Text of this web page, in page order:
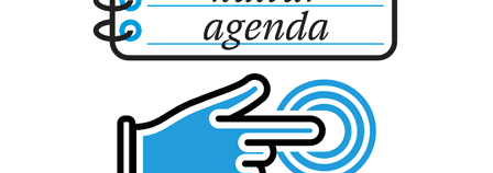
fitxategiak erabiltzen ditu. Zure esperientzia eta
zerbitzuak hobetzeko asmoz, cookie teknologiaz
baliatzen gara. Ohar hau onartuz gero, teknologia hori
erabiltzeko baimen esplizitua ematen diguzu.